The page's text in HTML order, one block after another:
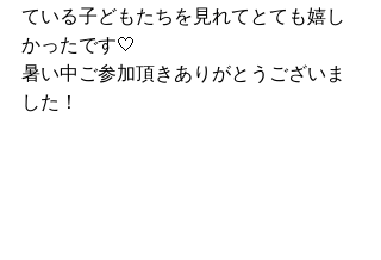
ている子どもたちを見れてとても嬉し
かったです🤍
暑い中ご参加頂きありがとうございま
した！